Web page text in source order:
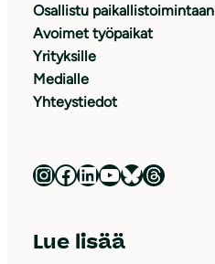
Osallistu paikallistoimintaan
Avoimet työpaikat
Yrityksille
Medialle
Yhteystiedot
Luonnonsuojeluliitto Instagramissa Luonnonsuojeluliitto Facebookissa Luonnonsuojeluliitto LinkedInissä Luonnonsuojeluliiton YouTube-kanava Luonnonsuojeluliitto Blueskyssa Luonnonsuojeluliitto Threadsissa
Lue lisää